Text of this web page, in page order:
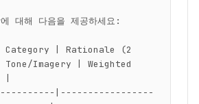
대해 다음을 제공하세요:
Category | Rationale (2
Imagery | Weighted
|
|-----------------